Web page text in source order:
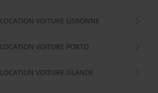
LOCATION VOITURE LISBONNE
LOCATION VOITURE PORTO
LOCATION VOITURE ISLANDE